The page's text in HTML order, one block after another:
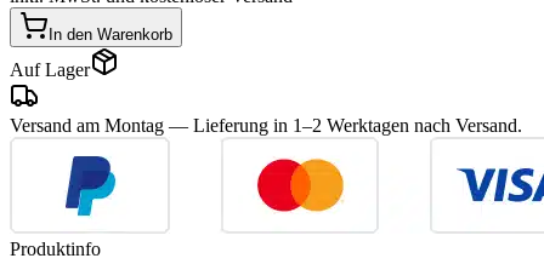
In den Warenkorb
Auf Lager
Versand am Montag — Lieferung in 1–2 Werktagen nach Versand.
Produktinfo